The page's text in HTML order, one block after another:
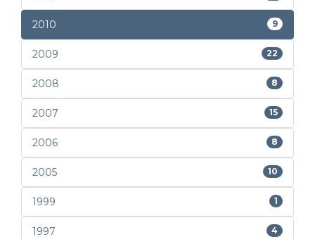
2010 9
2009 22
2008 8
2007 15
2006 8
2005 10
1999 1
1997 4